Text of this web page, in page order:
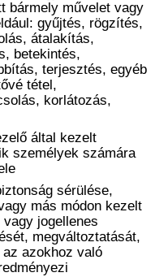
bármely művelet vagy
gyűjtés, rögzítés,
átalakítás,
betekintés,
terjesztés, egyéb
tétel,
korlátozás,
által kezelt
személyek számára
sérülése,
más módon kezelt
jogellenes
megváltoztatását,
azokhoz való